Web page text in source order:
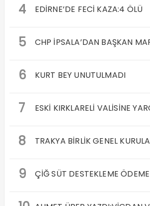
4 EDİRNE’DE FECİ KAZA:4 ÖLÜ
5 CHP İPSALA’DAN BAŞKAN
6 KURT BEY UNUTULMADI
7 ESKİ KIRKLARELİ VALİSİNE
8 TRAKYA BİRLİK GENEL
9 ÇİĞ SÜT DESTEKLEME